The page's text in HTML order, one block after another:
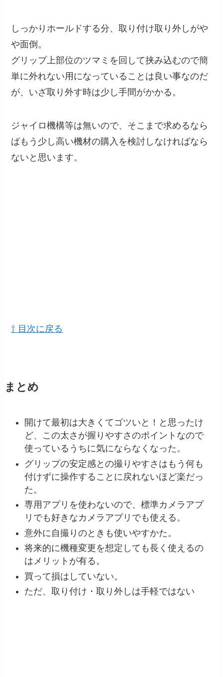
しっかりホールドする分、取り付け取り外しがや
や面倒。
グリップ上部位のツマミを回して挟み込むので簡
単に外れない用になっていることは良い事なのだ
が、いざ取り外す時は少し手間がかかる。
ジャイロ機構等は無いので、そこまで求めるなら
ばもう少し高い機材の購入を検討しなければなら
ないと思います。
⇧ 目次に戻る
まとめ
開けて最初は大きくてゴツいと！と思ったけ
ど、この太さが握りやすさのポイントなので
使っているうちに気にならなくなった。
グリップの安定感との撮りやすさはもう何も
付けずに操作することに戻れないほど楽だっ
た。
専用アプリを使わないので、標準カメラアプ
リでも好きなカメラアプリでも使える。
意外に自撮りのときも使いやすかた。
将来的に機種変更を想定しても長く使えるの
はメリットが有る。
買って損はしていない。
ただ、取り付け・取り外しは手軽ではない